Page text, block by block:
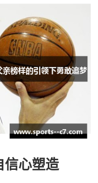
信心塑造